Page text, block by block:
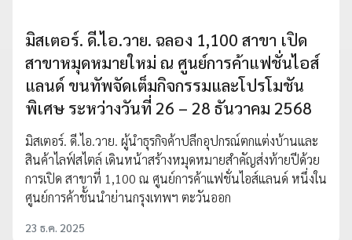
มิสเตอร์. ดี.ไอ.วาย. ฉลอง 1,100 สาขา เปิด
สาขาหมุดหมายใหม่ ณ ศูนย์การค้าแฟชั่นไอส์
แลนด์ ขนทัพจัดเต็มกิจกรรมและโปรโมชัน
พิเศษ ระหว่างวันที่ 26 – 28 ธันวาคม 2568
มิสเตอร์. ดี.ไอ.วาย. ผู้นำธุรกิจค้าปลีกอุปกรณ์ตกแต่งบ้านและ
สินค้าไลฟ์สไตล์ เดินหน้าสร้างหมุดหมายสำคัญส่งท้ายปีด้วย
การเปิด สาขาที่ 1,100 ณ ศูนย์การค้าแฟชั่นไอส์แลนด์ หนึ่งใน
ศูนย์การค้าชั้นนำย่านกรุงเทพฯ ตะวันออก
23 ธ.ค. 2025